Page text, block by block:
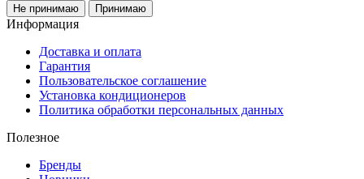
Не принимаю Принимаю
Информация
Доставка и оплата
Гарантия
Пользовательское соглашение
Установка кондиционеров
Политика обработки персональных данных
Полезное
Бренды